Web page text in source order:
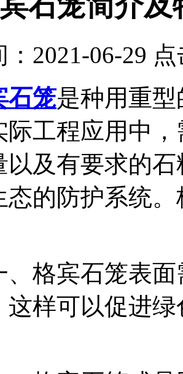
：2021-06-29
石笼是种用重
际工程应用中
以及有要求的
态的防护系统
宾石笼表面
这样可以促进